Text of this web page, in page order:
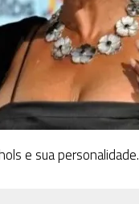
e sua personalidade.